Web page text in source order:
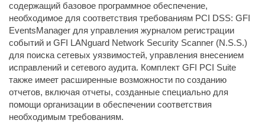
содержащий базовое программное обеспечение,
необходимое для соответствия требованиям PCI DSS: GFI
EventsManager для управления журналом регистрации
событий и GFI LANguard Network Security Scanner (N.S.S.)
для поиска сетевых уязвимостей, управления внесением
исправлений и сетевого аудита. Комплект GFI PCI Suite
также имеет расширенные возможности по созданию
отчетов, включая отчеты, созданные специально для
помощи организации в обеспечении соответствия
необходимым требованиям.